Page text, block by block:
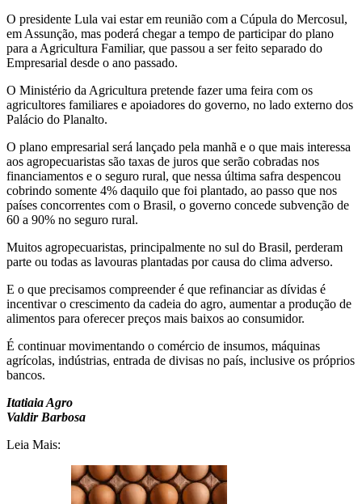
O presidente Lula vai estar em reunião com a Cúpula do Mercosul,
em Assunção, mas poderá chegar a tempo de participar do plano
para a Agricultura Familiar, que passou a ser feito separado do
Empresarial desde o ano passado.
O Ministério da Agricultura pretende fazer uma feira com os
agricultores familiares e apoiadores do governo, no lado externo dos
Palácio do Planalto.
O plano empresarial será lançado pela manhã e o que mais interessa
aos agropecuaristas são taxas de juros que serão cobradas nos
financiamentos e o seguro rural, que nessa última safra despencou
cobrindo somente 4% daquilo que foi plantado, ao passo que nos
países concorrentes com o Brasil, o governo concede subvenção de
60 a 90% no seguro rural.
Muitos agropecuaristas, principalmente no sul do Brasil, perderam
parte ou todas as lavouras plantadas por causa do clima adverso.
E o que precisamos compreender é que refinanciar as dívidas é
incentivar o crescimento da cadeia do agro, aumentar a produção de
alimentos para oferecer preços mais baixos ao consumidor.
É continuar movimentando o comércio de insumos, máquinas
agrícolas, indústrias, entrada de divisas no país, inclusive os próprios
bancos.
Itatiaia Agro
Valdir Barbosa
Leia Mais: